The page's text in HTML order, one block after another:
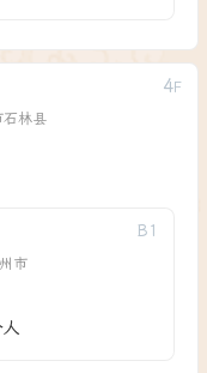
石林县
4F
市
B 1